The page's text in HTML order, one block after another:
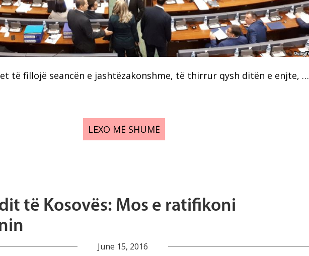
të fillojë seancën e jashtëzakonshme, të thirrur qysh ditën e enjte, …
LEXO MË SHUMË
të Kosovës: Mos e ratifikoni
June 15, 2016